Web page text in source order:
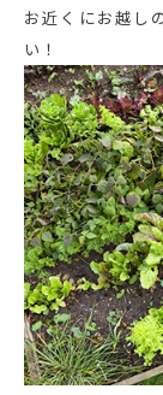
お近くにお越し
い！